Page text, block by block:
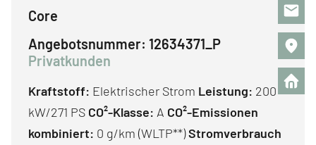
Core
Angebotsnummer: 12634371_P
Privatkunden
Kraftstoff: Elektrischer Strom Leistung: 200
kW/271 PS CO²-Klasse: A CO²-Emissionen
kombiniert: 0 g/km (WLTP**)Stromverbrauch